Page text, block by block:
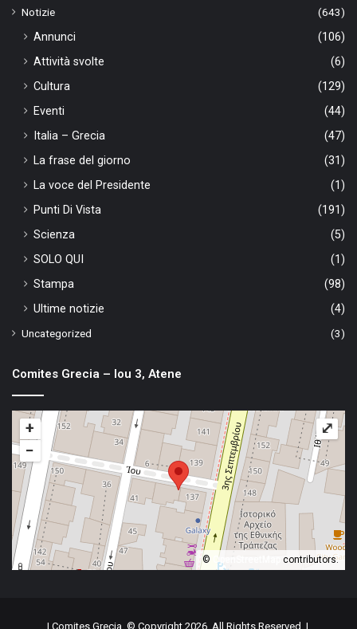
Notizie
(643)
Annunci
(106)
Attività svolte
(6)
Cultura
(129)
Eventi
(44)
Italia – Grecia
(47)
La frase del giorno
(31)
La voce del Presidente
(1)
Punti Di Vista
(191)
Scienza
(5)
SOLO QUI
(1)
Stampa
(98)
Ultime notizie
(4)
Uncategorized
(3)
Comites Grecia – Iou 3, Atene
+
−
© OpenStreetMap contributors.
⤢
| Comites Grecia, © Copyright 2026, All Rights Reserved |